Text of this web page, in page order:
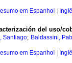
em Espanhol
del uso/
Santiago; Baldassini,
em Espanhol